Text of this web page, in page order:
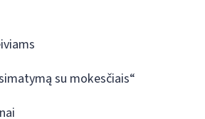
su mokesčiais“